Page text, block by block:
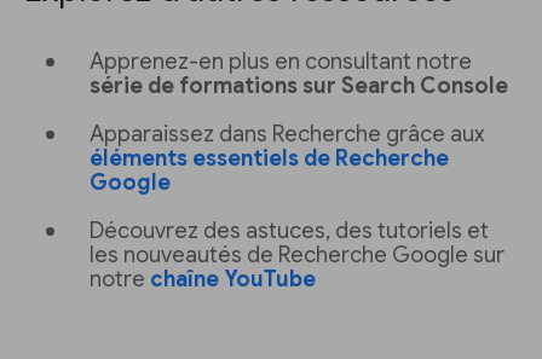
Apprenez-en plus en consultant notre
série de formations sur Search Console
Apparaissez dans Recherche grâce aux
éléments essentiels de Recherche
Google
Découvrez des astuces, des tutoriels et
les nouveautés de Recherche Google sur
notre chaîne YouTube